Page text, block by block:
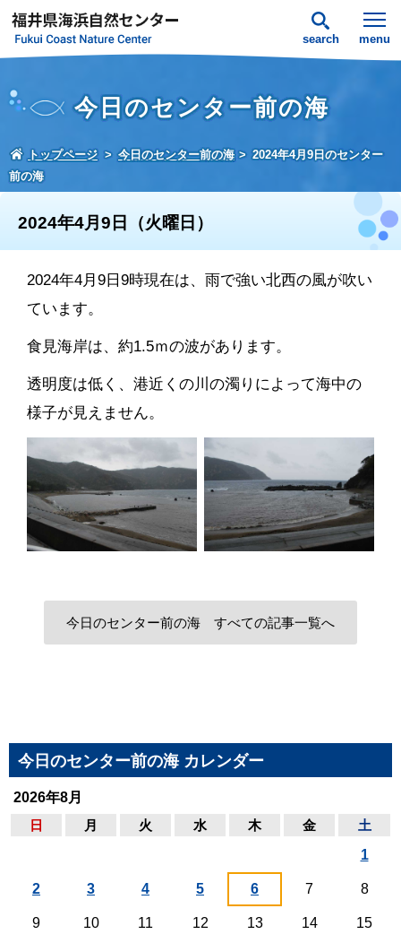
search menu
今日のセンター前の海
トップページ 今日のセンター前の海
2024年4月9日のセンター
前の海
2024年4月9日（火曜日）
2024年4月9日9時現在は、雨で強い北西の風が吹い
ています。
食見海岸は、約1.5ｍの波があります。
透明度は低く、港近くの川の濁りによって海中の
様子が見えません。
今日のセンター前の海 すべての記事一覧へ
今日のセンター前の海 カレンダー
2026年8月
日
月 火 水 木 金 土
1
2 3 4 5 6 7 8
9 10 11 12 13 14 15